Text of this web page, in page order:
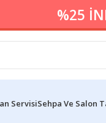
%25
ServisiSehpa Ve Salon